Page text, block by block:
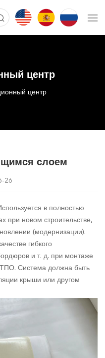
центр
центр
слоем
26
в полностью
при новом строительстве,
(модернизации).
гибкого
и т. д. при монтаже
Система должна быть
крыши или другом